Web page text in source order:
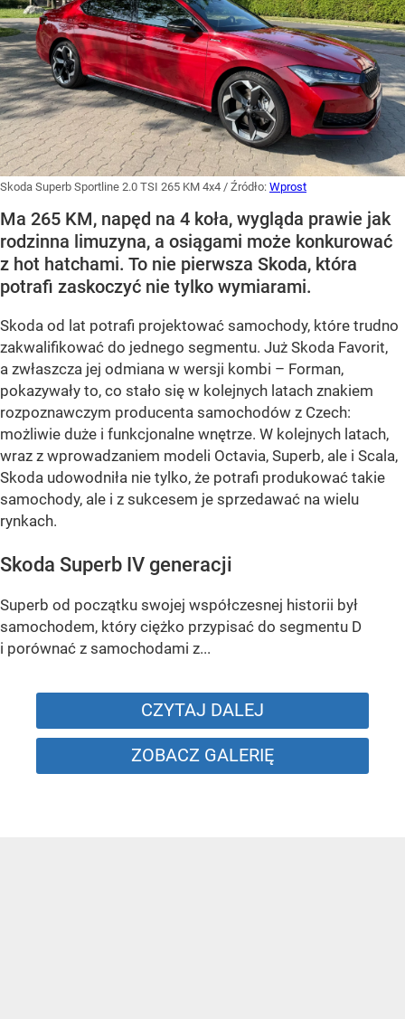
Skoda Superb Sportline 2.0 TSI 265 KM 4x4 / Źródło: Wprost
Ma 265 KM, napęd na 4 koła, wygląda prawie jak
rodzinna limuzyna, a osiągami może konkurować
z hot hatchami. To nie pierwsza Skoda, która
potrafi zaskoczyć nie tylko wymiarami.
Skoda od lat potrafi projektować samochody, które trudno
zakwalifikować do jednego segmentu. Już Skoda Favorit,
a zwłaszcza jej odmiana w wersji kombi – Forman,
pokazywały to, co stało się w kolejnych latach znakiem
rozpoznawczym producenta samochodów z Czech:
możliwie duże i funkcjonalne wnętrze. W kolejnych latach,
wraz z wprowadzaniem modeli Octavia, Superb, ale i Scala,
Skoda udowodniła nie tylko, że potrafi produkować takie
samochody, ale i z sukcesem je sprzedawać na wielu
rynkach.
Skoda Superb IV generacji
Superb od początku swojej współczesnej historii był
samochodem, który ciężko przypisać do segmentu D
i porównać z samochodami z...
CZYTAJ DALEJ
ZOBACZ GALERIĘ